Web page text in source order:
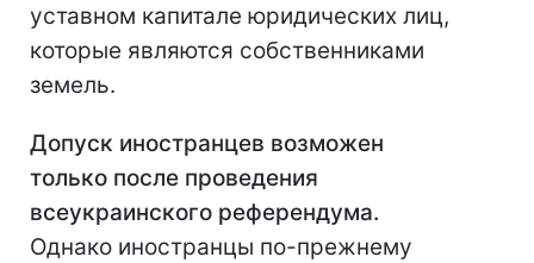
уставном капитале юридических лиц,
которые являются собственниками
земель.
Допуск иностранцев возможен
только после проведения
всеукраинского референдума.
Однако иностранцы по-прежнему